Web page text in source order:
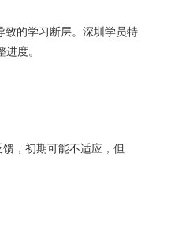
致的学习断层。深圳学员特
度。
，初期可能不适应，但